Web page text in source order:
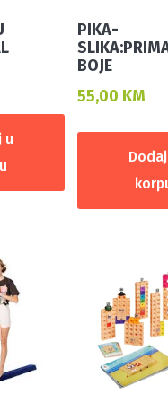
u
PIKA-
BOJE
55,00 KM